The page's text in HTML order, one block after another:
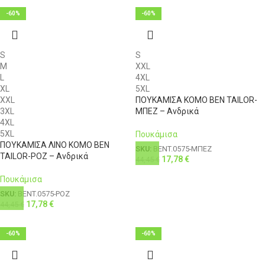
3XL 121-126
-60%
S
M
XL
XXL
3XL
4XL
5XL
ΠΟΥΚΑΜΙΣΑ ΛΙΝΟ KOMO BEN
TAILOR-ΡΟΖ – Ανδρικά
Πουκάμισα
SKU: BENT.0575-ΡΟΖ
€ 17,78€
-60%
S
XXL
4XL
5XL
ΠΟΥΚΑΜΙΣΑ KOMO BEN TAILOR-
ΜΠΕΖ – Ανδρικά
Πουκάμισα
SKU: BENT.0575-ΜΠΕΖ
€ 17,78€
-60% -60%